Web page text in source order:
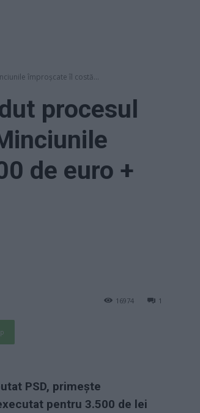
împroșcate îl costă...
procesul
de euro +
1
16974
PSD, primește
pentru 3.500 de lei